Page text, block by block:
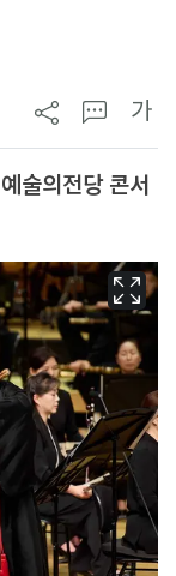
가
술의전당 콘서